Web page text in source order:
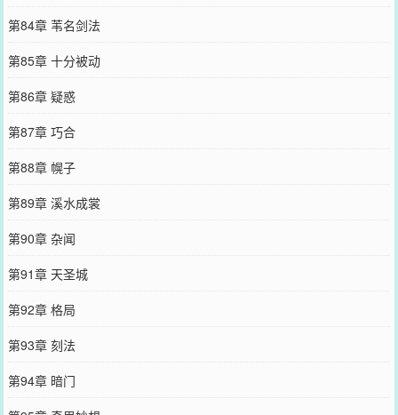
第84章 苇名剑法
第85章 十分被动
第86章 疑惑
第87章 巧合
第88章 幌子
第89章 溪水成裳
第90章 杂闻
第91章 天圣城
第92章 格局
第93章 刻法
第94章 暗门